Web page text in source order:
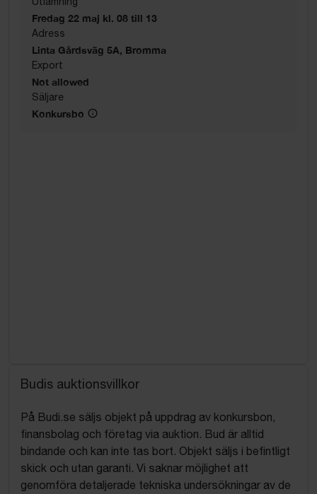
Fredag 22 maj kl. 08 till 13
Adress
Linta Gårdsväg 5A, Bromma
Export
Not allowed
Säljare
Konkursbo
Budis auktionsvillkor
På Budi.se säljs objekt på uppdrag av konkursbon,
finansbolag och företag via auktion. Bud är alltid
bindande och kan inte tas bort. Objekt säljs i befintligt
skick och utan garanti. Vi saknar möjlighet att
genomföra detaljerade tekniska undersökningar av de